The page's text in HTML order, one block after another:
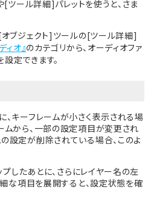
ツール詳細]パレットを使うと、さま
ブジェクト]ツールの[ツール詳細]
ィオ』のカテゴリから、オーディオファ
定できます。
、キーフレームが小さく表示される場
ムから、一部の設定項目が変更され
設定が削除されている場合、このよ
プしたあとに、さらにレイヤー名の左
な項目を展開すると、設定状態を確